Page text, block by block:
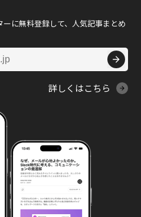
に無料登録して、人気記事まとめ
詳しくはこちら